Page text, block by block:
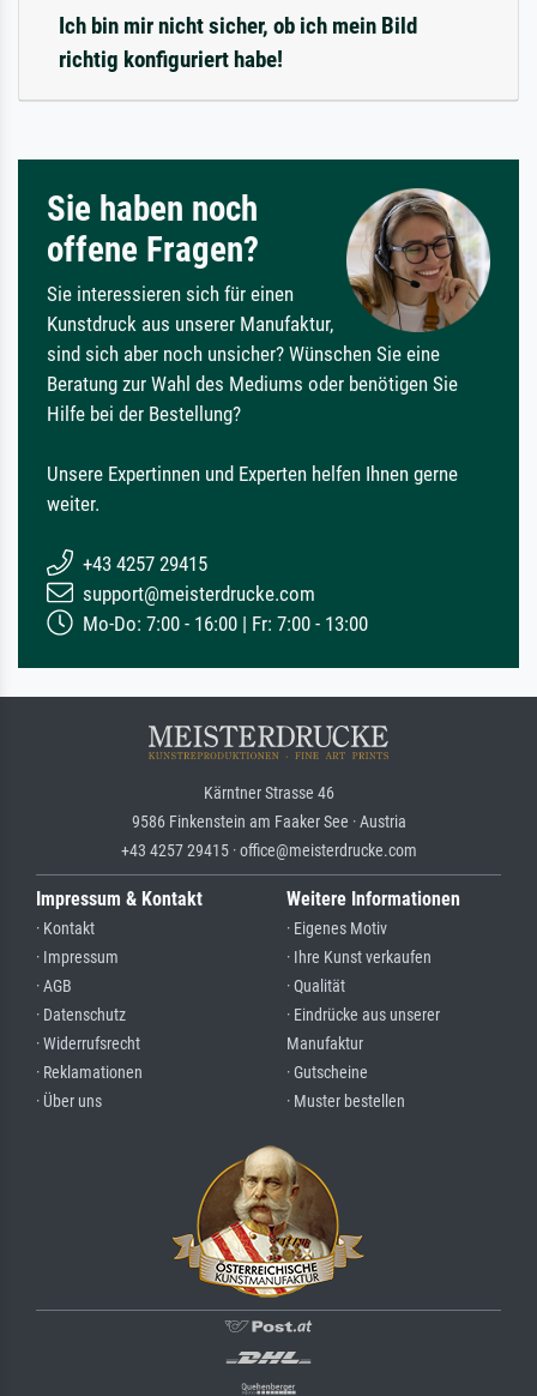
Ich bin mir nicht sicher, ob ich mein Bild
richtig konfiguriert habe!
Sie haben noch
offene Fragen?
Sie interessieren sich für einen
Kunstdruck aus unserer Manufaktur,
sind sich aber noch unsicher? Wünschen Sie eine
Beratung zur Wahl des Mediums oder benötigen Sie
Hilfe bei der Bestellung?
Unsere Expertinnen und Experten helfen Ihnen gerne
weiter.
+43 4257 29415
support@meisterdrucke.com
Mo-Do: 7:00 - 16:00 | Fr: 7:00 - 13:00
Kärntner Strasse 46
9586 Finkenstein am Faaker See · Austria
+43 4257 29415 · office@meisterdrucke.com
Impressum & Kontakt
· Kontakt
· Impressum
· AGB
· Datenschutz
· Widerrufsrecht
· Reklamationen
· Über uns
Weitere Informationen
· Eigenes Motiv
· Ihre Kunst verkaufen
· Qualität
· Eindrücke aus unserer
Manufaktur
· Gutscheine
· Muster bestellen